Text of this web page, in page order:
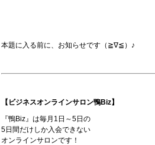
本題に入る前に、お知らせです（≧∇≦）♪
【ビジネスオンラインサロン鴨Biz】
『鴨Biz』は毎月1日～5日の
5日間だけしか入会できない
オンラインサロンです！